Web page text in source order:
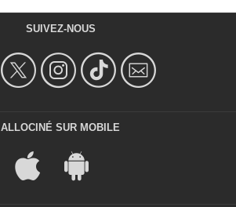
SUIVEZ-NOUS
ALLOCINÉ SUR MOBILE